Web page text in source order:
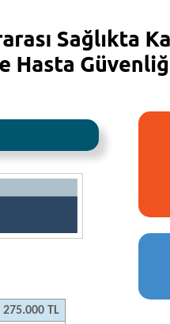
275.000 TL